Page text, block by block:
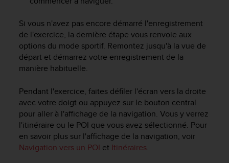
Si vous n'avez pas encore démarré l'enregistrement
de l'exercice, la dernière étape vous renvoie aux
options du mode sportif. Remontez jusqu'à la vue de
départ et démarrez votre enregistrement de la
manière habituelle.
Pendant l'exercice, faites défiler l'écran vers la droite
avec votre doigt ou appuyez sur le bouton central
pour aller à l'affichage de la navigation. Vous y verrez
l'itinéraire ou le POI que vous avez sélectionné. Pour
en savoir plus sur l'affichage de la navigation, voir
Navigation vers un POI et Itinéraires.